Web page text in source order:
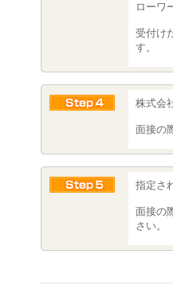
ローワ
受付け
す。
株式会
面接の
指定さ
面接の
さい。